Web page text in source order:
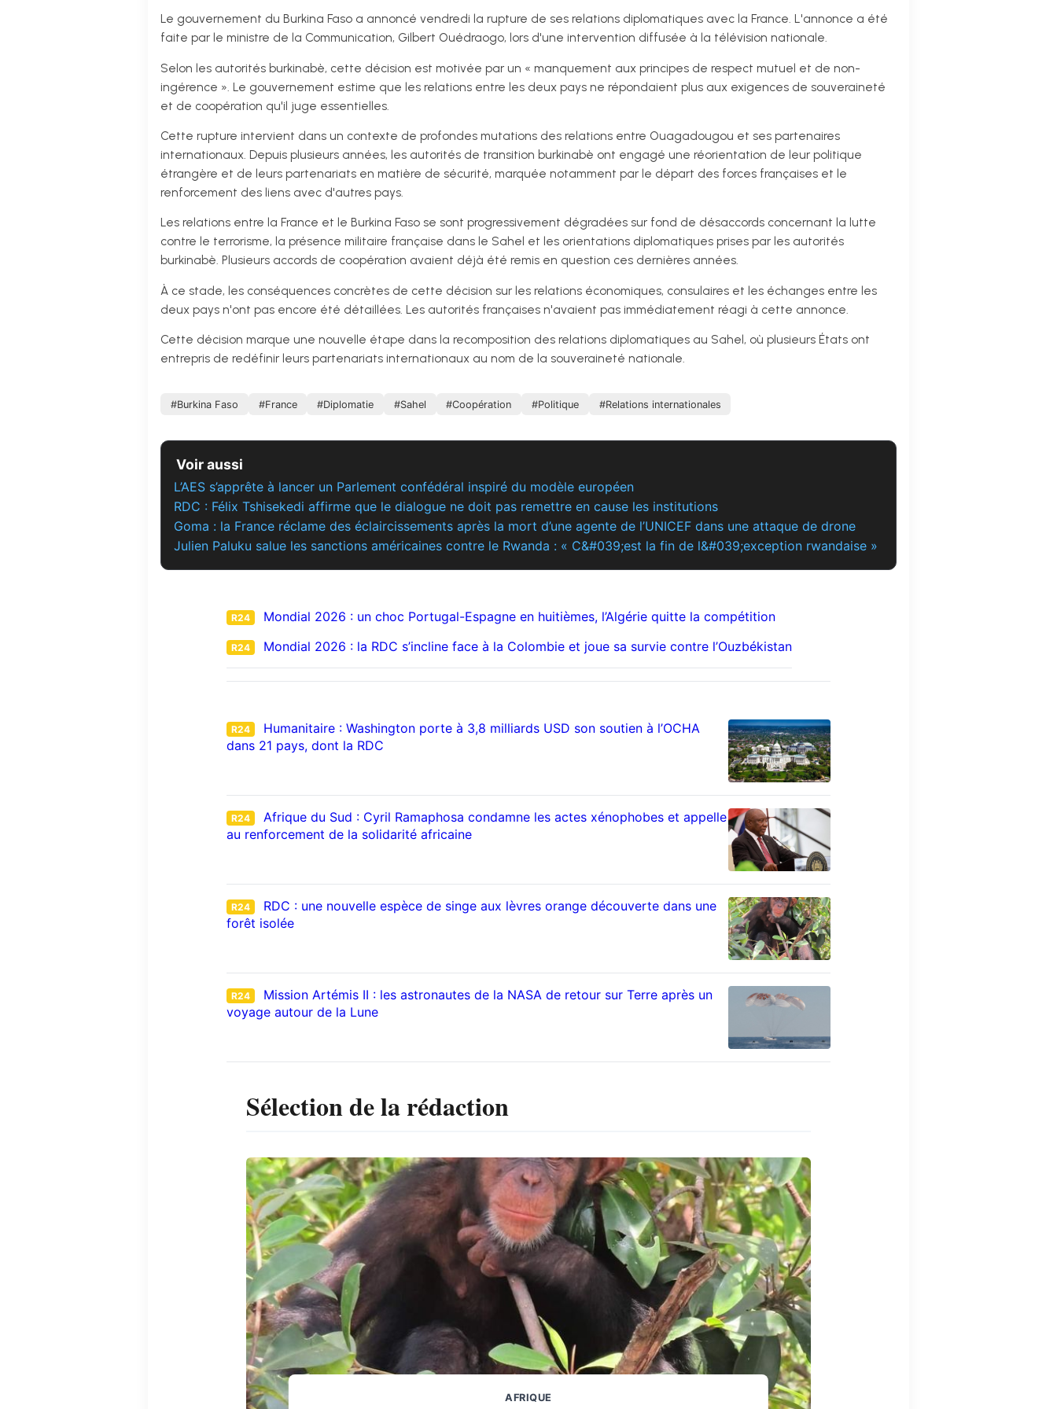
Le gouvernement du Burkina Faso a annoncé vendredi la rupture de ses relations diplomatiques avec la France. L'annonce a été
faite par le ministre de la Communication, Gilbert Ouédraogo, lors d'une intervention diffusée à la télévision nationale.
Selon les autorités burkinabè, cette décision est motivée par un « manquement aux principes de respect mutuel et de non-
ingérence ». Le gouvernement estime que les relations entre les deux pays ne répondaient plus aux exigences de souveraineté
et de coopération qu'il juge essentielles.
Cette rupture intervient dans un contexte de profondes mutations des relations entre Ouagadougou et ses partenaires
internationaux. Depuis plusieurs années, les autorités de transition burkinabè ont engagé une réorientation de leur politique
étrangère et de leurs partenariats en matière de sécurité, marquée notamment par le départ des forces françaises et le
renforcement des liens avec d'autres pays.
Les relations entre la France et le Burkina Faso se sont progressivement dégradées sur fond de désaccords concernant la lutte
contre le terrorisme, la présence militaire française dans le Sahel et les orientations diplomatiques prises par les autorités
burkinabè. Plusieurs accords de coopération avaient déjà été remis en question ces dernières années.
À ce stade, les conséquences concrètes de cette décision sur les relations économiques, consulaires et les échanges entre les
deux pays n'ont pas encore été détaillées. Les autorités françaises n'avaient pas immédiatement réagi à cette annonce.
Cette décision marque une nouvelle étape dans la recomposition des relations diplomatiques au Sahel, où plusieurs États ont
entrepris de redéfinir leurs partenariats internationaux au nom de la souveraineté nationale.
#Burkina Faso #France #Diplomatie #Sahel #Coopération #Politique #Relations internationales
Voir aussi
L’AES s’apprête à lancer un Parlement confédéral inspiré du modèle européen
RDC : Félix Tshisekedi affirme que le dialogue ne doit pas remettre en cause les institutions
Goma : la France réclame des éclaircissements après la mort d’une agente de l’UNICEF dans une attaque de drone
Julien Paluku salue les sanctions américaines contre le Rwanda : « C&#039;est la fin de l&#039;exception rwandaise »
R24 Mondial 2026 : un choc Portugal-Espagne en huitièmes, l’Algérie quitte la compétition
R24 Mondial 2026 : la RDC s’incline face à la Colombie et joue sa survie contre l’Ouzbékistan
R24
Humanitaire : Washington porte à 3,8 milliards USD son soutien à l’OCHA
dans 21 pays, dont la RDC
R24
Afrique du Sud : Cyril Ramaphosa condamne les actes xénophobes et appelle
au renforcement de la solidarité africaine
R24
RDC : une nouvelle espèce de singe aux lèvres orange découverte dans une
forêt isolée
R24
Mission Artémis II : les astronautes de la NASA de retour sur Terre après un
voyage autour de la Lune
Sélection de la rédaction
AFRIQUE